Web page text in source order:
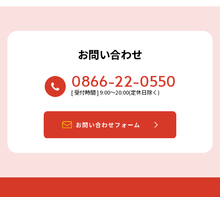
お問い合わせ
0866-22-0550
[ 受付時間 ] 9:00〜20:00(定休日除く)